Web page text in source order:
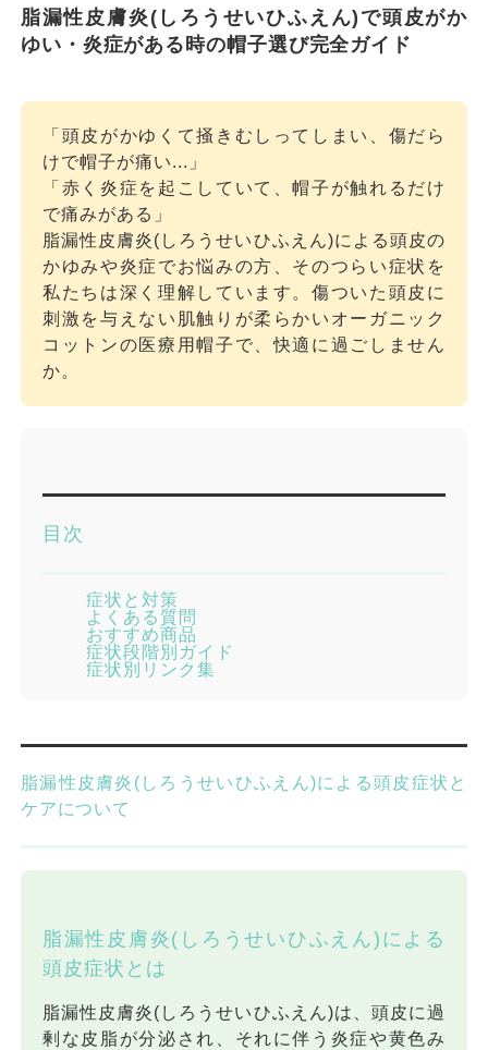
脂漏性皮膚炎(しろうせいひふえん)で頭皮がか
ゆい・炎症がある時の帽子選び完全ガイド
「頭皮がかゆくて掻きむしってしまい、傷だら
けで帽子が痛い...」
「赤く炎症を起こしていて、帽子が触れるだけ
で痛みがある」
脂漏性皮膚炎(しろうせいひふえん)による頭皮の
かゆみや炎症でお悩みの方、そのつらい症状を
私たちは深く理解しています。傷ついた頭皮に
刺激を与えない肌触りが柔らかいオーガニック
コットンの医療用帽子で、快適に過ごしません
か。
目次
症状と対策
よくある質問
おすすめ商品
症状段階別ガイド
症状別リンク集
脂漏性皮膚炎(しろうせいひふえん)による頭皮症状と
ケアについて
脂漏性皮膚炎(しろうせいひふえん)による
頭皮症状とは
脂漏性皮膚炎(しろうせいひふえん)は、 頭皮に過
剰な皮脂が分泌され、それに伴う炎症や黄色み